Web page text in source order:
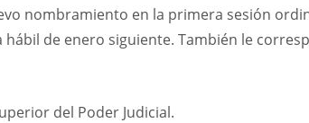
nombramiento en la primera sesión
de enero siguiente. También le
del Poder Judicial.